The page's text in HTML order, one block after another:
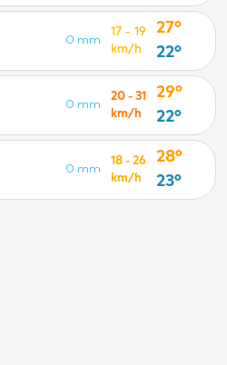
0 mm
17 - 19
km/h
27°
22°
0 mm
20 - 31
km/h
29°
22°
0 mm
18 - 26
km/h
28°
23°